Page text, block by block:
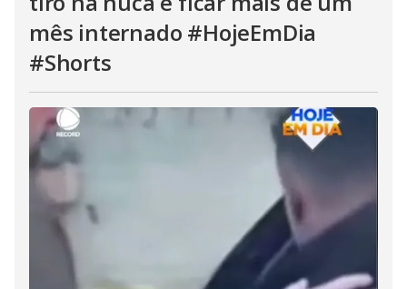
mês internado #HojeEmDia
#Shorts